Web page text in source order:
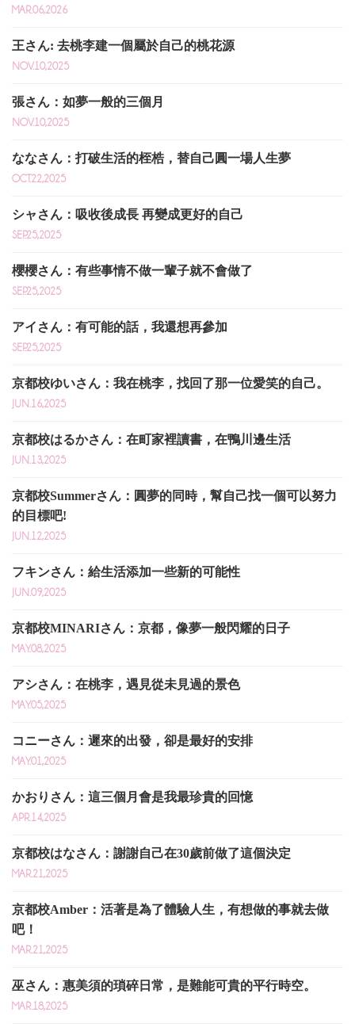
MAR.06,2026
王さん: 去桃李建一個屬於自己的桃花源
NOV.10,2025
張さん：如夢一般的三個月
NOV.10,2025
ななさん：打破生活的桎梏，替自己圓一場人生夢
OCT.22,2025
シャさん：吸收後成長 再變成更好的自己
SEP.25,2025
櫻櫻さん：有些事情不做一輩子就不會做了
SEP.25,2025
アイさん：有可能的話，我還想再參加
SEP.25,2025
京都校ゆいさん：我在桃李，找回了那一位愛笑的自己。
JUN.16,2025
京都校はるかさん：在町家裡讀書，在鴨川邊生活
JUN.13,2025
京都校Summerさん：圓夢的同時，幫自己找一個可以努力
的目標吧!
JUN.12,2025
フキンさん：給生活添加一些新的可能性
JUN.09,2025
京都校MINARIさん：京都，像夢一般閃耀的日子
MAY.08,2025
アシさん：在桃李，遇見從未見過的景色
MAY.05,2025
コニーさん：遲來的出發，卻是最好的安排
MAY.01,2025
かおりさん：這三個月會是我最珍貴的回憶
APR.14,2025
京都校はなさん：謝謝自己在30歲前做了這個決定
MAR.21,2025
京都校Amber：活著是為了體驗人生，有想做的事就去做
吧！
MAR.21,2025
巫さん：惠美須的瑣碎日常，是難能可貴的平行時空。
MAR.18,2025